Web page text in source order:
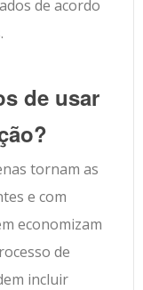
de acordo
de usar
tornam as
e com
economizam
de
incluir